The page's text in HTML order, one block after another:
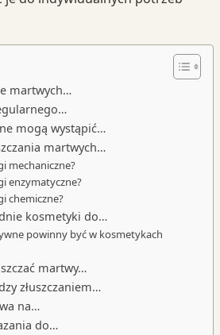
martwych…
mogą wystąpić…
martwych…
mechaniczne?
enzymatyczne?
chemiczne?
kosmetyki do…
powinny być w kosmetykach
martwy…
złuszczaniem…
na…
do…